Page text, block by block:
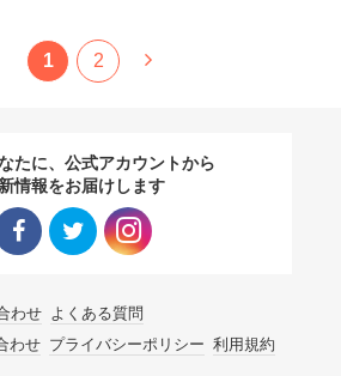
1 2
たに、公式アカウントから
情報をお届けします
わせ よくある質問
わせ プライバシーポリシー 利用規約